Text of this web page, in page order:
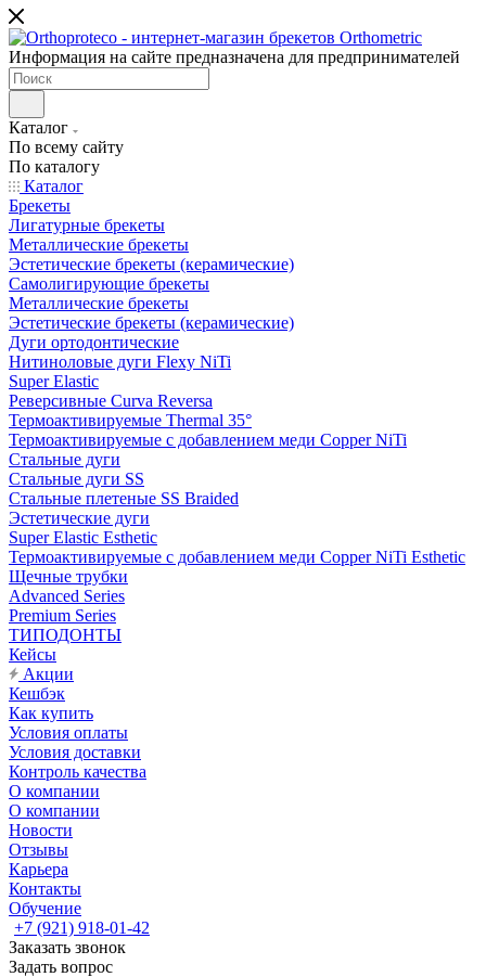
Информация на сайте предназначена для предпринимателей
Каталог
По всему сайту
По каталогу
Каталог
Брекеты
Лигатурные брекеты
Металлические брекеты
Эстетические брекеты (керамические)
Самолигирующие брекеты
Металлические брекеты
Эстетические брекеты (керамические)
Дуги ортодонтические
Нитиноловые дуги Flexy NiTi
Super Elastic
Реверсивные Curva Reversa
Термоактивируемые Thermal 35°
Термоактивируемые с добавлением меди Copper NiTi
Стальные дуги
Стальные дуги SS
Стальные плетеные SS Braided
Эстетические дуги
Super Elastic Esthetic
Термоактивируемые с добавлением меди Copper NiTi Esthetic
Щечные трубки
Advanced Series
Premium Series
ТИПОДОНТЫ
Кейсы
Акции
Кешбэк
Как купить
Условия оплаты
Условия доставки
Контроль качества
О компании
О компании
Новости
Отзывы
Карьера
Контакты
Обучение
+7 (921) 918-01-42
Заказать звонок
Задать вопрос